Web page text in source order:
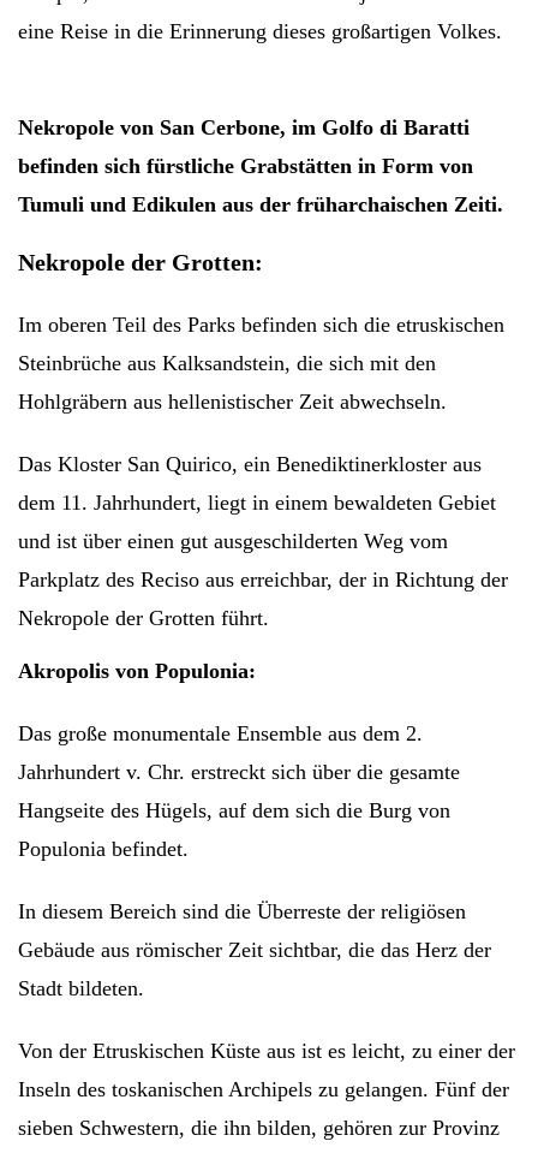
eine Reise in die Erinnerung dieses großartigen Volkes.
Nekropole von San Cerbone, im Golfo di Baratti
befinden sich fürstliche Grabstätten in Form von
Tumuli und Edikulen aus der früharchaischen Zeiti.
Nekropole der Grotten:
Im oberen Teil des Parks befinden sich die etruskischen
Steinbrüche aus Kalksandstein, die sich mit den
Hohlgräbern aus hellenistischer Zeit abwechseln.
Das Kloster San Quirico, ein Benediktinerkloster aus
dem 11. Jahrhundert, liegt in einem bewaldeten Gebiet
und ist über einen gut ausgeschilderten Weg vom
Parkplatz des Reciso aus erreichbar, der in Richtung der
Nekropole der Grotten führt.
Akropolis von Populonia:
Das große monumentale Ensemble aus dem 2.
Jahrhundert v. Chr. erstreckt sich über die gesamte
Hangseite des Hügels, auf dem sich die Burg von
Populonia befindet.
In diesem Bereich sind die Überreste der religiösen
Gebäude aus römischer Zeit sichtbar, die das Herz der
Stadt bildeten.
Von der Etruskischen Küste aus ist es leicht, zu einer der
Inseln des toskanischen Archipels zu gelangen. Fünf der
sieben Schwestern, die ihn bilden, gehören zur Provinz